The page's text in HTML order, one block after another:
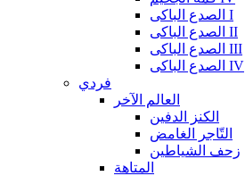
الصدع الباكى I
الصدع الباكى II
الصدع الباكى III
الصدع الباكى IV
فردي
العالم الآخر
الكنز الدفين
التّاجر الغامض
زحف الشياطين
المتاهة